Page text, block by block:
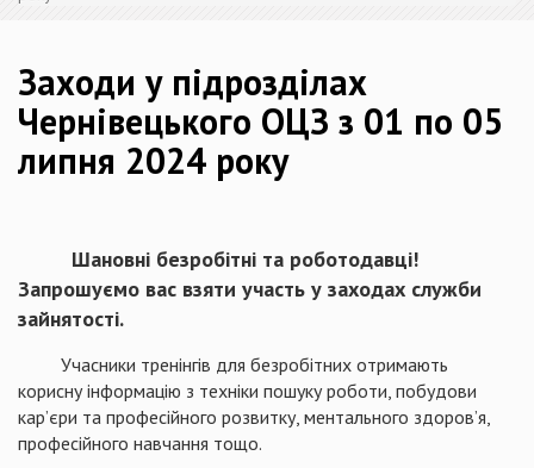
Заходи у підрозділах
Чернівецького ОЦЗ з 01 по 05
липня 2024 року
Шановні безробітні та роботодавці!
Запрошуємо вас взяти участь у заходах служби
зайнятості.
Учасники тренінгів для безробітних отримають
корисну інформацію з техніки пошуку роботи, побудови
кар’єри та професійного розвитку, ментального здоров’я,
професійного навчання тощо.